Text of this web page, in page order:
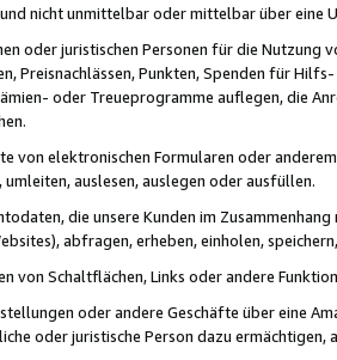
nicht unmittelbar oder mittelbar über eine
oder juristischen Personen für die Nutzung
Preisnachlässen, Punkten, Spenden für
oder Treueprogramme auflegen, die
von elektronischen Formularen oder
auslesen, auslegen oder ausfüllen.
die unsere Kunden im
abfragen, erheben, einholen,
von Schaltflächen, Links oder andere
oder andere Geschäfte über eine
oder juristische Person dazu